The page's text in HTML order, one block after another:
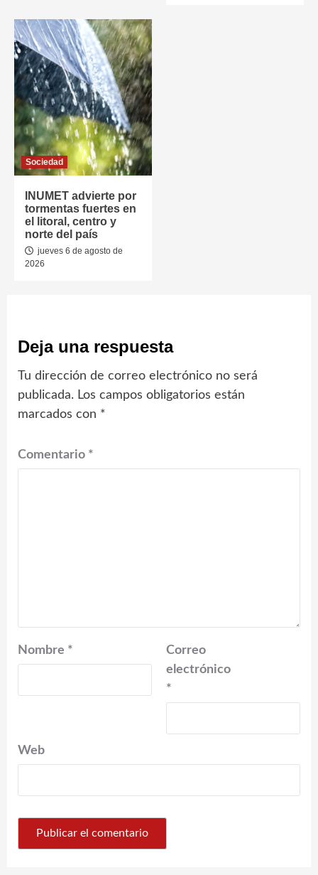
Sociedad
INUMET advierte por
tormentas fuertes en
el litoral, centro y
norte del país
jueves 6 de agosto de
2026
Deja una respuesta
Tu dirección de correo electrónico no será
publicada. Los campos obligatorios están
marcados con *
Comentario *
Nombre *
Correo
electrónico
*
Web